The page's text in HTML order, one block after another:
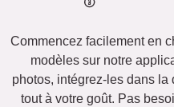
Commencez facilement en
modèles sur notre
photos, intégrez-les dans
tout à votre goût. Pas